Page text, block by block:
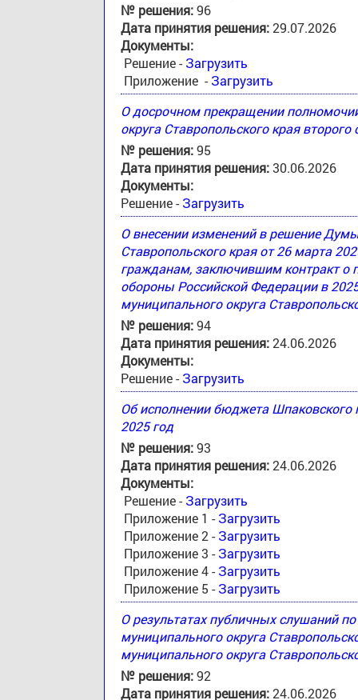
№ решения:96
Дата принятия решения:29.07.2026
Документы:
Решение - Загрузить
Приложение - Загрузить
О досрочном прекращении
округа Ставропольского края
№ решения:95
Дата принятия решения:30.06.2026
Документы:
Решение - Загрузить
О внесении изменений в решение
Ставропольского края от 26 марта
гражданам, заключившим контракт о
обороны Российской Федерации в
муниципального округа
№ решения:94
Дата принятия решения:24.06.2026
Документы:
Решение - Загрузить
Об исполнении бюджета Шпаковского
2025 год
№ решения:93
Дата принятия решения:24.06.2026
Документы:
Решение - Загрузить
Приложение 1 - Загрузить
Приложение 2 - Загрузить
Приложение 3 - Загрузить
Приложение 4 - Загрузить
Приложение 5 - Загрузить
О результатах публичных слушаний
муниципального округа
муниципального округа
№ решения:92
Дата принятия решения:24.06.2026